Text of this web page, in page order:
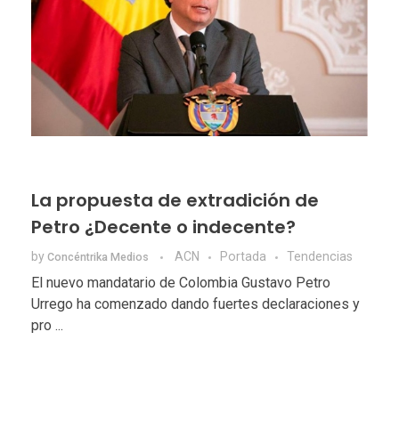
La propuesta de extradición de
Petro ¿Decente o indecente?
by Concéntrika Medios ACN Portada Tendencias
El nuevo mandatario de Colombia Gustavo Petro
Urrego ha comenzado dando fuertes declaraciones y
pro ...